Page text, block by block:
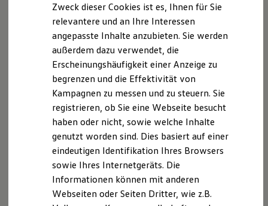
Kaufoptionen
E-Auto-Förderung
Software und Konnektivität
Die ID. Software 6
ID. Software Versionen und Updates
Digitale Extras
Schnittstellen zu Ihrem ID.
Hybridautos
Marke und Erlebnis
Volkswagen R und R Experience
R-Modelle
R Experience
Driving Experience
Volkswagen entdecken
Werkbesichtigung
Lifestyle Shop
T-Roc Kollektion
Streitschlichtung
Wir sind nicht bereit oder verpflichtet, an
Streitbeilegungsverfahren vor einer
Verbraucherschlichtungsstelle teilzunehmen.
Datenschutzerklärung
A. Verantwortlicher
Wir freuen uns, dass Sie unsere Webseite der Auto
König GmbH & Co.KG, Rudolf-Diesel-Str. 2, 89407
Zweck dieser Cookies ist es, Ihnen für Sie
relevantere und an Ihre Interessen
angepasste Inhalte anzubieten. Sie werden
außerdem dazu verwendet, die
Erscheinungshäufigkeit einer Anzeige zu
begrenzen und die Effektivität von
Kampagnen zu messen und zu steuern. Sie
registrieren, ob Sie eine Webseite besucht
haben oder nicht, sowie welche Inhalte
genutzt worden sind. Dies basiert auf einer
eindeutigen Identifikation Ihres Browsers
sowie Ihres Internetgeräts. Die
Informationen können mit anderen
Webseiten oder Seiten Dritter, wie z.B.